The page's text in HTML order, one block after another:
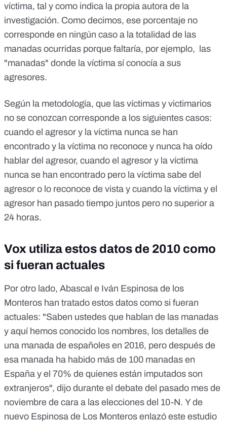
víctima, tal y como indica la propia autora de la
investigación. Como decimos, ese porcentaje no
corresponde en ningún caso a la totalidad de las
manadas ocurridas porque faltaría, por ejemplo, las
"manadas" donde la víctima sí conocía a sus
agresores.
Según la metodología, que las víctimas y victimarios
no se conozcan corresponde a los siguientes casos:
cuando el agresor y la víctima nunca se han
encontrado y la víctima no reconoce y nunca ha oído
hablar del agresor, cuando el agresor y la víctima
nunca se han encontrado pero la víctima sabe del
agresor o lo reconoce de vista y cuando la víctima y el
agresor han pasado tiempo juntos pero no superior a
24 horas.
Vox utiliza estos datos de 2010 como
si fueran actuales
Por otro lado, Abascal e Iván Espinosa de los
Monteros han tratado estos datos como si fueran
actuales: "Saben ustedes que hablan de las manadas
y aquí hemos conocido los nombres, los detalles de
una manada de españoles en 2016, pero después de
esa manada ha habido más de 100 manadas en
España y el 70% de quienes están imputados son
extranjeros", dijo durante el debate del pasado mes de
noviembre de cara a las elecciones del 10-N. Y de
nuevo Espinosa de Los Monteros enlazó este estudio